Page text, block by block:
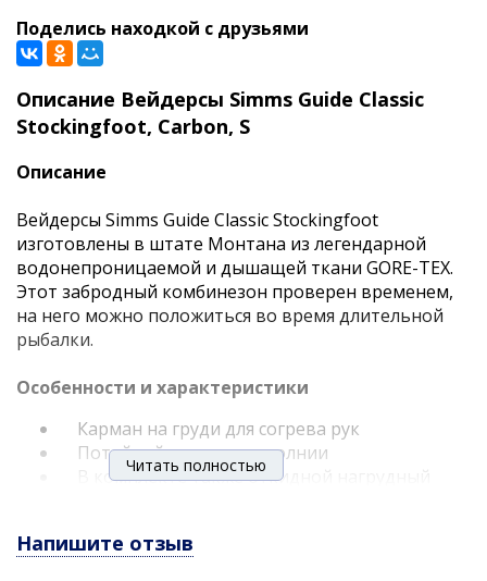
Поделись находкой с друзьями
Описание Вейдерсы Simms Guide Classic
Stockingfoot, Carbon, S
Описание
Вейдерсы Simms Guide Classic Stockingfoot
изготовлены в штате Монтана из легендарной
водонепроницаемой и дышащей ткани GORE-TEX.
Этот забродный комбинезон проверен временем,
на него можно положиться во время длительной
рыбалки.
Особенности и характеристики
Карман на груди для согрева рук
Потайной карман на молнии
В комплекте также откидной нагрудный
встроенную защиту от гравия
Читать полностью
Напишите отзыв